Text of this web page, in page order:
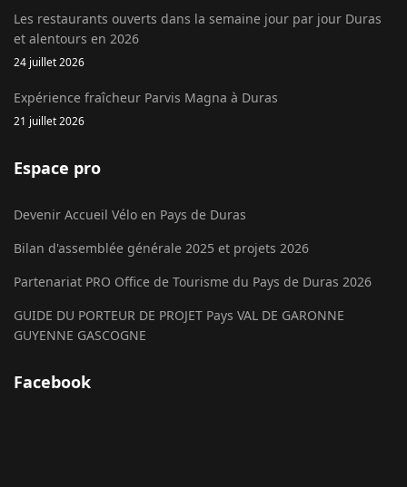
Les restaurants ouverts dans la semaine jour par jour Duras
et alentours en 2026
24 juillet 2026
Expérience fraîcheur Parvis Magna à Duras
21 juillet 2026
Espace pro
Devenir Accueil Vélo en Pays de Duras
Bilan d'assemblée générale 2025 et projets 2026
Partenariat PRO Office de Tourisme du Pays de Duras 2026
GUIDE DU PORTEUR DE PROJET Pays VAL DE GARONNE
GUYENNE GASCOGNE
Facebook